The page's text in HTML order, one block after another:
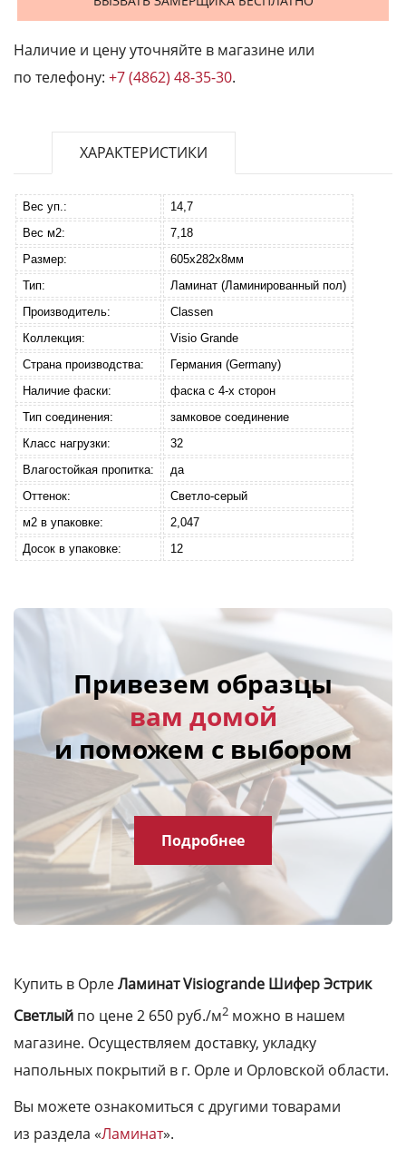
Наличие и цену уточняйте в магазине или
по телефону: +7 (4862) 48-35-30.
ХАРАКТЕРИСТИКИ
Вес уп.:
14,7
Вес м2:
7,18
Размер:
605x282x8мм
Тип:
Ламинат (Ламинированный пол)
Производитель:
Classen
Коллекция:
Visio Grande
Страна производства:
Германия (Germany)
Наличие фаски:
фаска с 4-х сторон
Тип соединения:
замковое соединение
Класс нагрузки:
32
Влагостойкая пропитка:
да
Оттенок:
Светло-серый
м2 в упаковке:
2,047
Досок в упаковке:
12
Привезем образцы
вам домой
и поможем с выбором
Подробнее
Купить в ОрлеЛаминат Visiogrande Шифер Эстрик
Светлый по цене 2 650 руб./м2 можно в нашем
магазине. Осуществляем доставку, укладку
напольных покрытий в г. Орле и Орловской области.
Вы можете ознакомиться с другими товарами
из раздела «Ламинат».